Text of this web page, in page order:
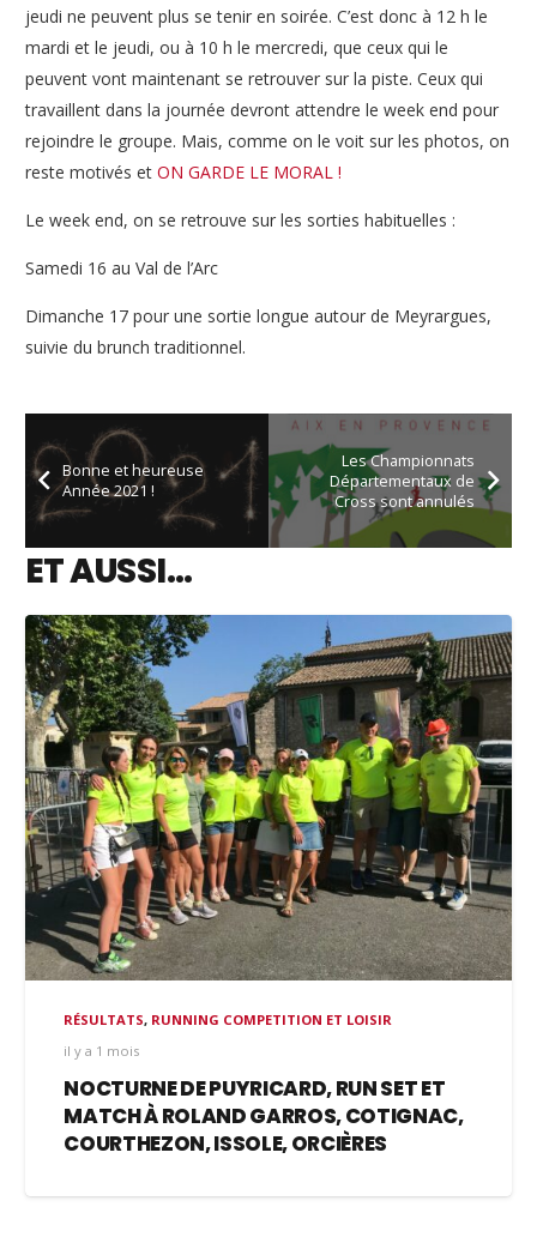
jeudi ne peuvent plus se tenir en soirée. C’est donc à 12 h le
mardi et le jeudi, ou à 10 h le mercredi, que ceux qui le
peuvent vont maintenant se retrouver sur la piste. Ceux qui
travaillent dans la journée devront attendre le week end pour
rejoindre le groupe. Mais, comme on le voit sur les photos, on
reste motivés et ON GARDE LE MORAL !
Le week end, on se retrouve sur les sorties habituelles :
Samedi 16 au Val de l’Arc
Dimanche 17 pour une sortie longue autour de Meyrargues,
suivie du brunch traditionnel.
Bonne et heureuse
Année 2021 !
Les Championnats
Départementaux de
Cross sont annulés
ET AUSSI…
RÉSULTATS, RUNNING COMPETITION ET LOISIR
il y a 1 mois
NOCTURNE DE PUYRICARD, RUN SET ET
MATCH À ROLAND GARROS, COTIGNAC,
COURTHEZON, ISSOLE, ORCIÈRES